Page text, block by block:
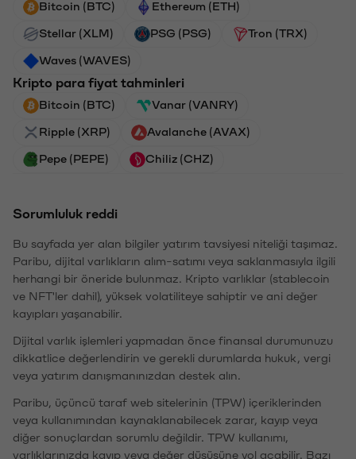
Bitcoin (BTC) Ethereum (ETH)
Stellar (XLM) PSG (PSG) Tron (TRX)
Waves (WAVES)
Kripto para fiyat tahminleri
Bitcoin (BTC) Vanar (VANRY)
Ripple (XRP) Avalanche (AVAX)
Pepe (PEPE) Chiliz (CHZ)
Sorumluluk reddi
Bu sayfada yer alan bilgiler yatırım tavsiyesi niteliği taşımaz.
Paribu, dijital varlıkların alım-satımı veya saklanmasıyla ilgili
herhangi bir öneride bulunmaz. Kripto varlıklar (stablecoin
ve NFT'ler dahil), yüksek volatiliteye sahiptir ve ani değer
kayıpları yaşanabilir.
Dijital varlık işlemleri yapmadan önce finansal durumunuzu
dikkatlice değerlendirin ve gerekli durumlarda hukuk, vergi
veya yatırım danışmanınızdan destek alın.
Paribu, üçüncü taraf web sitelerinin (TPW) içeriklerinden
veya kullanımından kaynaklanabilecek zarar, kayıp veya
diğer sonuçlardan sorumlu değildir. TPW kullanımı,
varlıklarınızda kayıp veya değer düşüşüne yol açabilir. Bazı